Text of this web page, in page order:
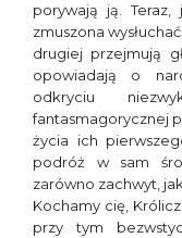
porywają ją. Teraz,
zmuszona
drugiej przejmują
opowiadają o
odkryciu
fantasmagorycznej
życia ich
podróż w sam
zarówno zachwyt,
Kochamy cię,
przy tym